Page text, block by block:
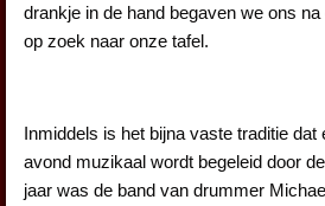
drankje in de hand begaven we ons
op zoek naar onze tafel.
Inmiddels is het bijna vaste traditie dat
avond muzikaal wordt begeleid door
jaar was de band van drummer